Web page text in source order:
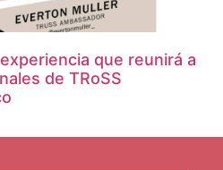
que reunirá a
de TRoSS